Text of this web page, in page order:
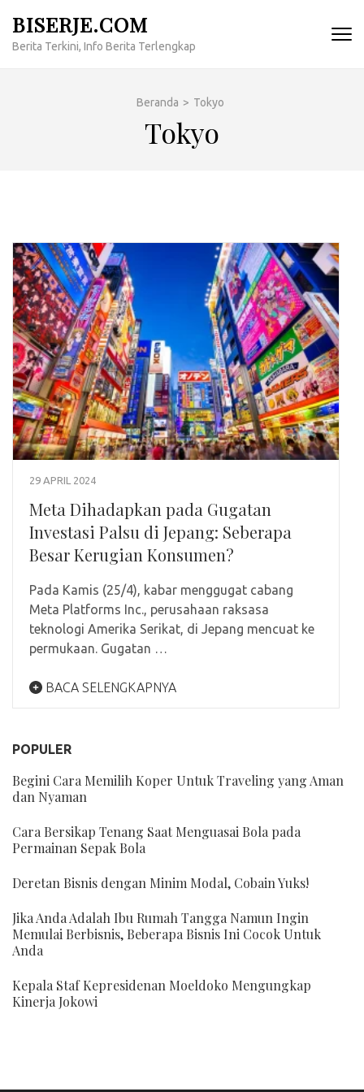
konten
BISERJE.COM
Berita Terkini, Info Berita Terlengkap
Beranda > Tokyo
Tokyo
29 APRIL 2024
Meta Dihadapkan pada Gugatan
Investasi Palsu di Jepang: Seberapa
Besar Kerugian Konsumen?
Pada Kamis (25/4), kabar menggugat cabang
Meta Platforms Inc., perusahaan raksasa
teknologi Amerika Serikat, di Jepang mencuat ke
permukaan. Gugatan …
BACA SELENGKAPNYA
POPULER
Begini Cara Memilih Koper Untuk Traveling yang Aman
dan Nyaman
Cara Bersikap Tenang Saat Menguasai Bola pada
Permainan Sepak Bola
Deretan Bisnis dengan Minim Modal, Cobain Yuks!
Jika Anda Adalah Ibu Rumah Tangga Namun Ingin
Memulai Berbisnis, Beberapa Bisnis Ini Cocok Untuk
Anda
Kepala Staf Kepresidenan Moeldoko Mengungkap
Kinerja Jokowi